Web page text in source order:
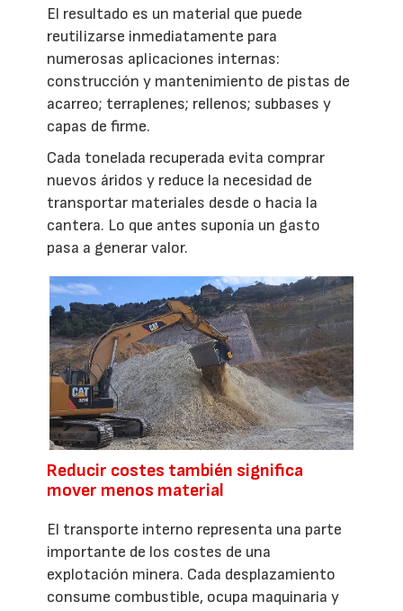
El resultado es un material que puede
reutilizarse inmediatamente para
numerosas aplicaciones internas:
construcción y mantenimiento de pistas de
acarreo; terraplenes; rellenos; subbases y
capas de firme.
Cada tonelada recuperada evita comprar
nuevos áridos y reduce la necesidad de
transportar materiales desde o hacia la
cantera. Lo que antes suponía un gasto
pasa a generar valor.
Reducir costes también significa
mover menos material
El transporte interno representa una parte
importante de los costes de una
explotación minera. Cada desplazamiento
consume combustible, ocupa maquinaria y